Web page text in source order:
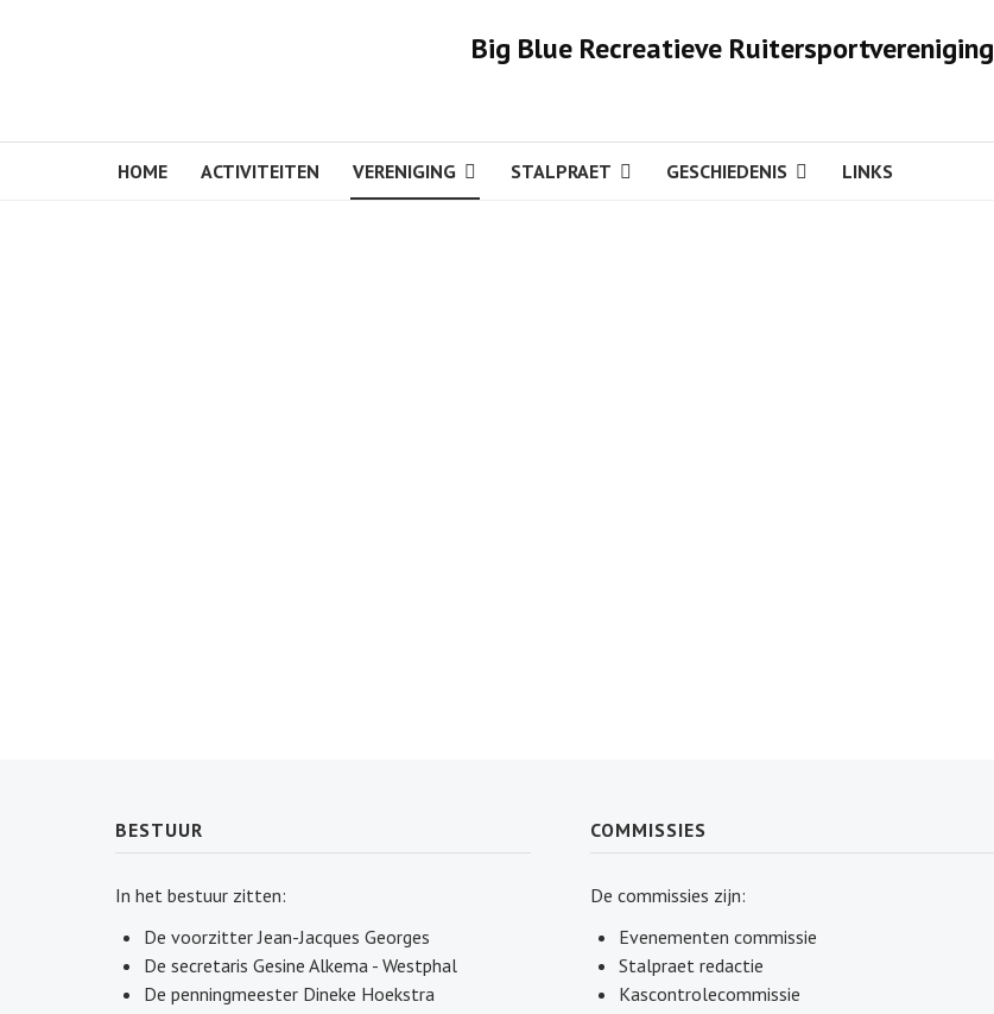
Big Blue Recreatieve Ruitersportvereniging
HOME ACTIVITEITEN VERENIGING STALPRAET GESCHIEDENIS LINKS
BESTUUR
In het bestuur zitten:
De voorzitter Jean-Jacques Georges
De secretaris Gesine Alkema - Westphal
De penningmeester Dineke Hoekstra
COMMISSIES
De commissies zijn:
Evenementen commissie
Stalpraet redactie
Kascontrolecommissie